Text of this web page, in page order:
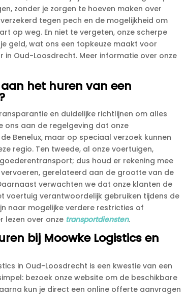
zonder je zorgen te hoeven maken over
tegen pech en de mogelijkheid om
op weg.​ En niet te vergeten, onze scherpe
geld, wat ons een topkeuze maakt voor
in Oud-Loosdrecht.​ Meer informatie over onze
het huren van een
en duidelijke richtlijnen om alles
ons aan de regelgeving dat onze
Benelux, maar op speciaal verzoek kunnen
regio.​ Ten tweede, al onze voertuigen,
dus houd er rekening mee
gerelateerd aan de grootte van de
verwachten we dat onze klanten de
voertuig verantwoordelijk gebruiken tijdens de
naar mogelijke verdere restricties of
lezen over onze transportdiensten.​
bij Moowke Logistics en
in Oud-Loosdrecht is een kwestie van een
bezoek onze website om de beschikbare
kun je direct een online offerte aanvragen